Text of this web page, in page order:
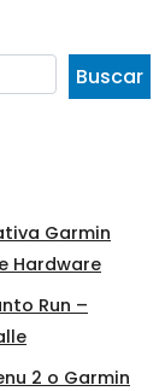
Buscar
Garmin
Hardware
Run –
2 o Garmin